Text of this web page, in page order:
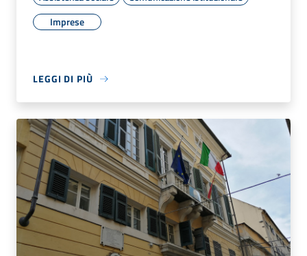
Imprese
LEGGI DI PIÙ